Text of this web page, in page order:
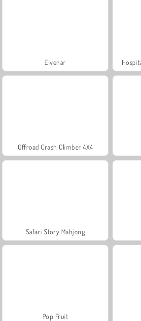
Elvenar
Offroad Crash Climber 4X4
Safari Story Mahjong
Pop Fruit